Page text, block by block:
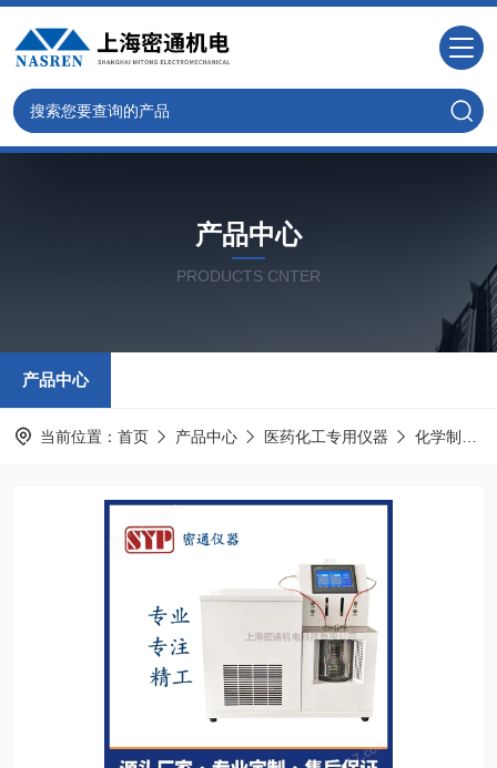
产品中心
PRODUCTS CNTER
产品中心
当前位置： 首页 产品中心 医药化工专用仪器 化学制品凝固点测定仪